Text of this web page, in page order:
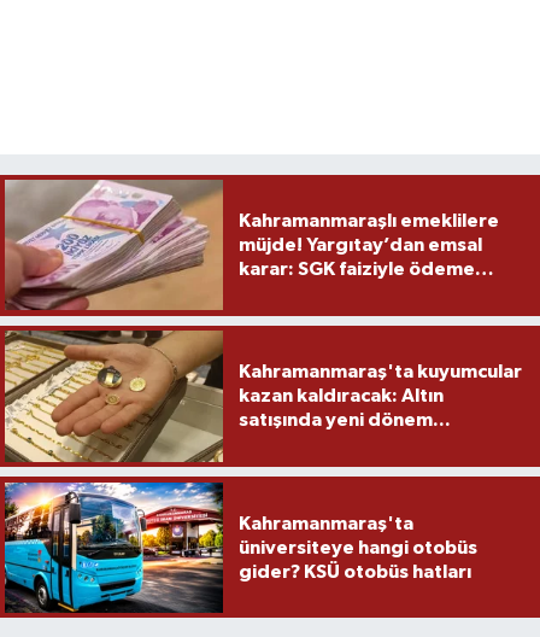
Kahramanmaraşlı emeklilere
müjde! Yargıtay’dan emsal
karar: SGK faiziyle ödeme
Kahramanmaraş'ta kuyumcular
kazan kaldıracak: Altın
satışında yeni dönem...
Kahramanmaraş'ta
üniversiteye hangi otobüs
gider? KSÜ otobüs hatları